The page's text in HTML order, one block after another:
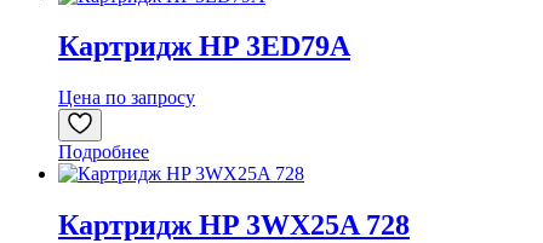
Картридж HP 3ED79A
Цена по запросу
Подробнее
Картридж HP 3WX25A 728